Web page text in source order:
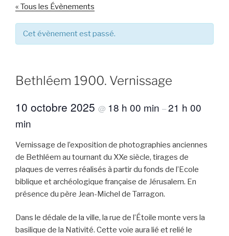
« Tous les Évènements
Cet évènement est passé.
Bethléem 1900. Vernissage
10 octobre 2025 @ 18 h 00 min –21 h 00
min
Vernissage de l’exposition de photographies anciennes
de Bethléem au tournant du XXe siècle, tirages de
plaques de verres réalisés à partir du fonds de l’Ecole
biblique et archéologique française de Jérusalem. En
présence du père Jean-Michel de Tarragon.
Dans le dédale de la ville, la rue de l’Étoile monte vers la
basilique de la Nativité. Cette voie aura lié et relié le